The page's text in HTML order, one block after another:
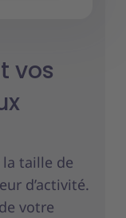
vos
taille de
d’activité.
votre